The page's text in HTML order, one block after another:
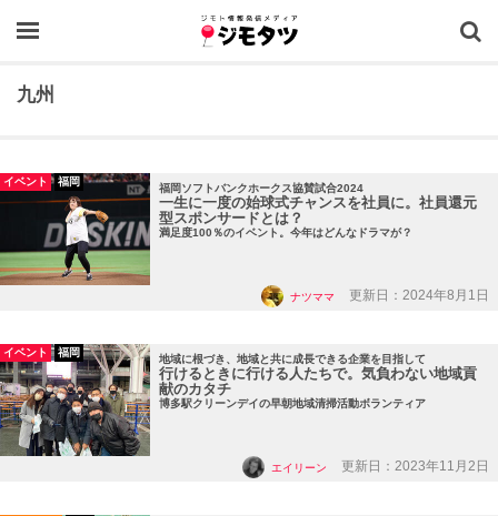
九州
イベント 福岡
福岡ソフトバンクホークス協賛試合2024
一生に一度の始球式チャンスを社員に。社員還元
型スポンサードとは？
満足度100％のイベント。今年はどんなドラマが？
ナツママ 更新日：2024年8月1日
イベント 福岡
地域に根づき、地域と共に成長できる企業を目指して
行けるときに行ける人たちで。気負わない地域貢
献のカタチ
博多駅クリーンデイの早朝地域清掃活動ボランティア
エイリーン 更新日：2023年11月2日